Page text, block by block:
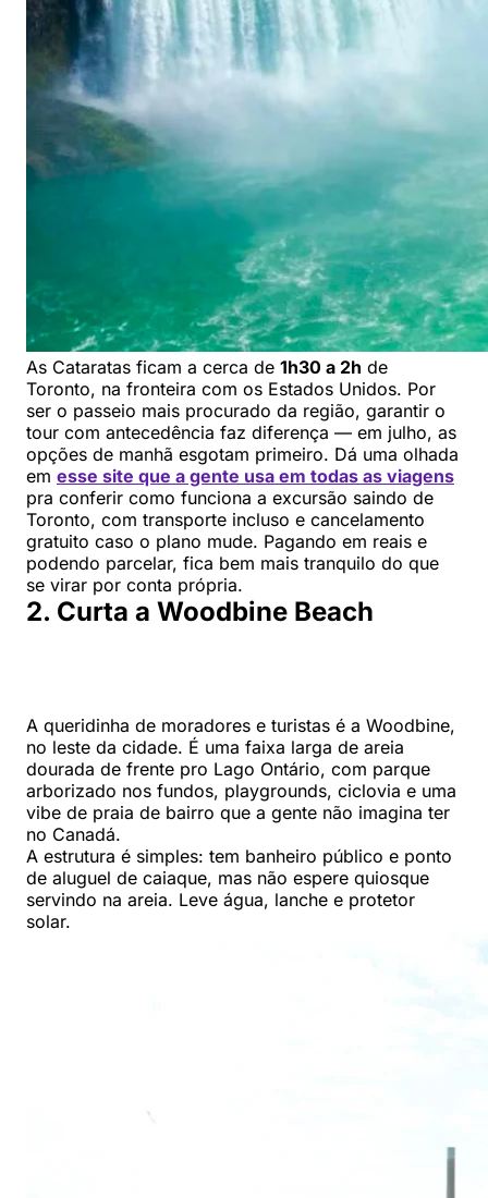
As Cataratas ficam a cerca de 1h30 a 2h de
Toronto, na fronteira com os Estados Unidos. Por
ser o passeio mais procurado da região, garantir o
tour com antecedência faz diferença — em julho, as
opções de manhã esgotam primeiro. Dá uma olhada
em esse site que a gente usa em todas as viagens
pra conferir como funciona a excursão saindo de
Toronto, com transporte incluso e cancelamento
gratuito caso o plano mude. Pagando em reais e
podendo parcelar, fica bem mais tranquilo do que
se virar por conta própria.
2. Curta a Woodbine Beach
A queridinha de moradores e turistas é a Woodbine,
no leste da cidade. É uma faixa larga de areia
dourada de frente pro Lago Ontário, com parque
arborizado nos fundos, playgrounds, ciclovia e uma
vibe de praia de bairro que a gente não imagina ter
no Canadá.
A estrutura é simples: tem banheiro público e ponto
de aluguel de caiaque, mas não espere quiosque
servindo na areia. Leve água, lanche e protetor
solar.